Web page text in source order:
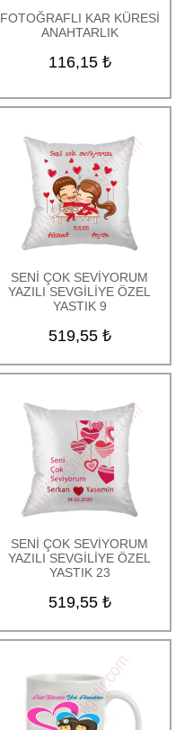
FOTOĞRAFLI KAR KÜRESİ
ANAHTARLIK
116,15 ₺
SENİ ÇOK SEVİYORUM
YAZILI SEVGİLİYE ÖZEL
YASTIK 9
519,55 ₺
SENİ ÇOK SEVİYORUM
YAZILI SEVGİLİYE ÖZEL
YASTIK 23
519,55 ₺